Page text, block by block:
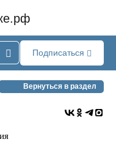
Подписаться
Вернуться в раздел